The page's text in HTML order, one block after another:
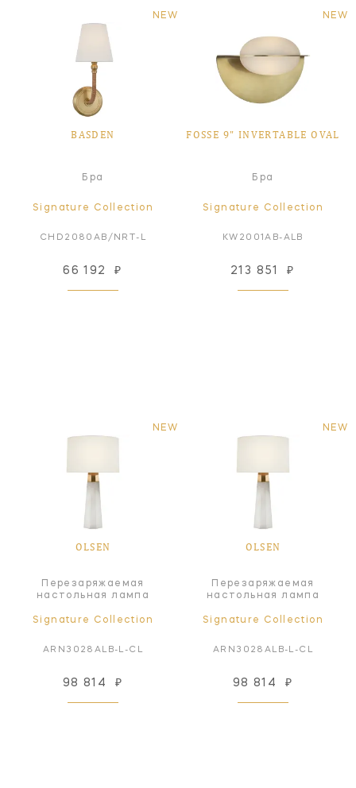
NEW
BASDEN
Бра
Signature Collection
CHD2080AB/NRT-L
66 192 ₽
NEW
FOSSE 9" INVERTABLE OVAL
Бра
Signature Collection
KW2001AB-ALB
213 851 ₽
NEW
OLSEN
Перезаряжаемая
настольная лампа
Signature Collection
ARN3028ALB-L-CL
98 814 ₽
NEW
OLSEN
Перезаряжаемая
настольная лампа
Signature Collection
ARN3028ALB-L-CL
98 814 ₽